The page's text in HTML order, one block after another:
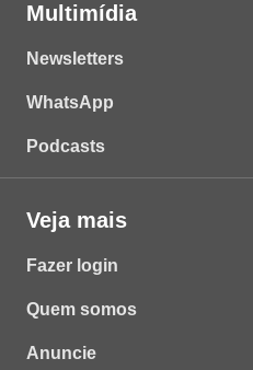
Multimídia
Newsletters
WhatsApp
Podcasts
Veja mais
Fazer login
Quem somos
Anuncie